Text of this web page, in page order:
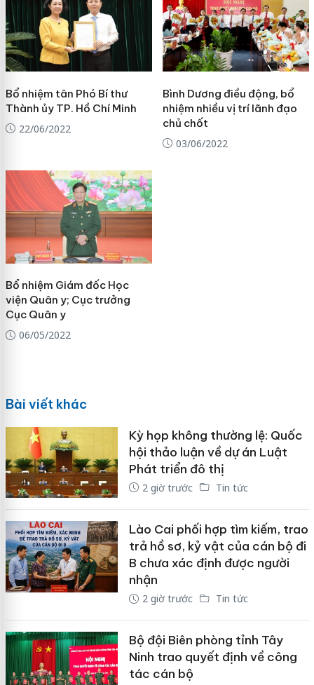
Bổ nhiệm tân Phó Bí thư
Thành ủy TP. Hồ Chí Minh
22/06/2022
Bình Dương điều động, bổ
nhiệm nhiều vị trí lãnh đạo
chủ chốt
03/06/2022
Bổ nhiệm Giám đốc Học
viện Quân y; Cục trưởng
Cục Quân y
06/05/2022
Bài viết khác
Kỳ họp không thường lệ: Quốc
hội thảo luận về dự án Luật
Phát triển đô thị
2 giờ trước Tin tức
Lào Cai phối hợp tìm kiếm, trao
trả hồ sơ, kỷ vật của cán bộ đi
B chưa xác định được người
nhận
2 giờ trước Tin tức
Bộ đội Biên phòng tỉnh Tây
Ninh trao quyết định về công
tác cán bộ